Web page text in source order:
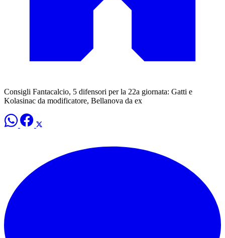
Consigli Fantacalcio, 5 difensori per la 22a giornata: Gatti e
Kolasinac da modificatore, Bellanova da ex